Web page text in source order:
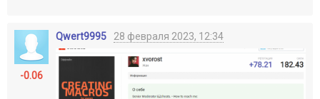
-0.06
Qwert9995 28 февраля 2023, 12:34